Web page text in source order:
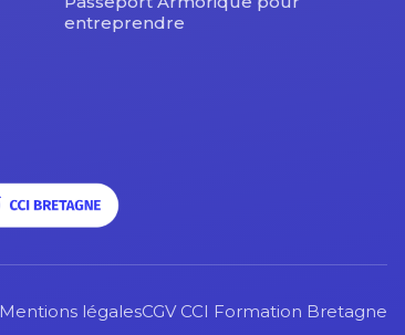
entreprendre
Mentions légalesCGV CCI Formation Bretagne